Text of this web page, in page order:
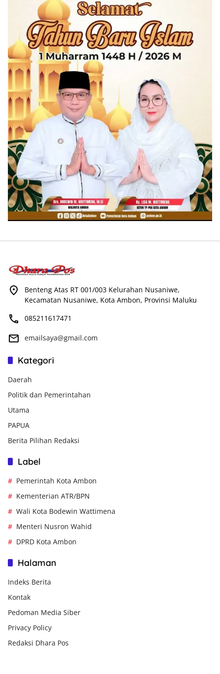
Benteng Atas RT 001/003 Kelurahan Nusaniwe,
Kecamatan Nusaniwe, Kota Ambon, Provinsi Maluku
085211617471
emailsaya@gmail.com
Kategori
Daerah
Politik dan Pemerintahan
Utama
PAPUA
Berita Pilihan Redaksi
Label
Pemerintah Kota Ambon
Kementerian ATR/BPN
Wali Kota Bodewin Wattimena
Menteri Nusron Wahid
DPRD Kota Ambon
Halaman
Indeks Berita
Kontak
Pedoman Media Siber
Privacy Policy
Redaksi Dhara Pos